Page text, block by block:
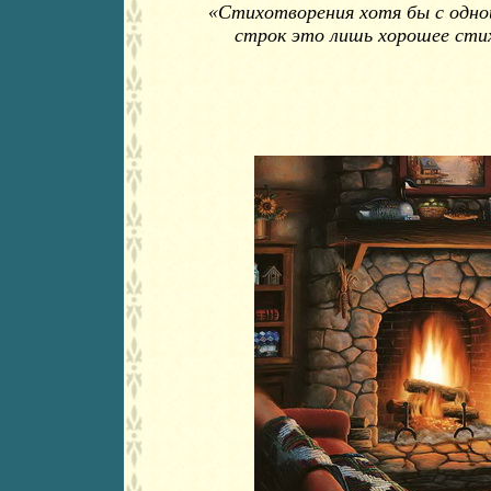
«Стихотворения хотя бы с
строк это лишь хорошее